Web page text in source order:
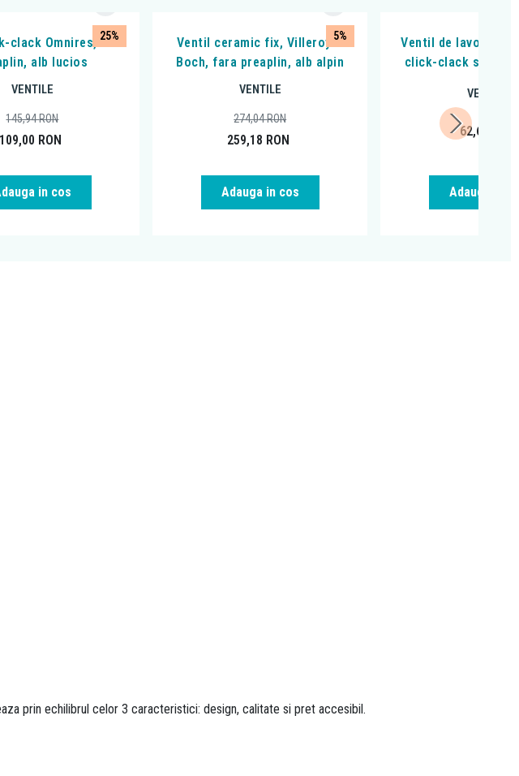
25%
clack Omnires, fara
alb lucios
VENTILE
109,00 RON
145,94RON
in cos
5%
Ventil ceramic fix, Villeroy &
Boch, fara preaplin, alb alpin
VENTILE
259,18 RON
274,04RON
Adauga in cos
Ventil de lavoar,
click-clack si
VENTILE
62,69
Adauga in
prin echilibrul celor 3 caracteristici: design, calitate si pret accesibil.